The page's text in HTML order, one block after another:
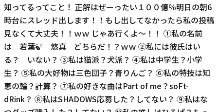
知ってるってこと！ 正解はぜーったい１００億％明日の朝6
時台にスレッド出します！！もし出してなかったら私の投稿
見なくて大丈夫！！ｗｗ じゃあ行くよ～！！ ①私の名前
は 若葉🍃 悠真 どちらだ！？ｗｗ ②私には彼氏はい
る？ いない？ ③私は猫派？犬派？ ④私は中学生？小学
生？ ⑤私の大好物は三色団子？青りんご？ ⑥私の特技は知
恵の輪？計算？ ⑦私の好きな曲はPart of me？soFt-
dRink？ ⑧私はSHADOWS応募した？してない？ ⑨私はな